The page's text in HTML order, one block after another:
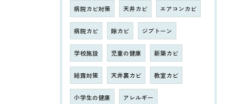
病院カビ対策 天井カビ エアコンカビ
病院カビ 除カビ ジプトーン
学校施設 児童の健康 新築カビ
結露対策 天井裏カビ 教室カビ
小学生の健康 アレルギー